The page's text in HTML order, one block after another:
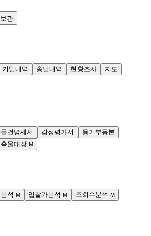
보관
기일내역 송달내역 현황조사
지도
건명세서 감정평가서
등기부등본
물대장 M
석 M 입찰가분석 M 조회수분석 M